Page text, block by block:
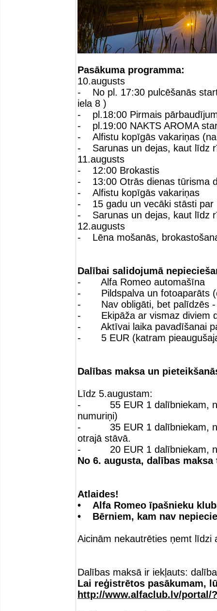
Pasākuma programma:
10.augusts
- No pl. 17:30 pulcēšanās
iela 8 )
- pl.18:00 Pirmais
- pl.19:00 NAKTS AROMA
- Alfistu kopīgās vakariņas
- Sarunas un dejas, kaut līdz
11.augusts
- 12:00 Brokastis
- 13:00 Otrās dienas tūrisma
- Alfistu kopīgās vakariņas
- 15 gadu un vecāki stāsti par
- Sarunas un dejas, kaut līdz
12.augusts
- Lēna mošanās,
Dalībai salidojumā
- Alfa Romeo automašīna
- Pildspalva un fotoaparāts
- Nav obligāti, bet palīdzēs -
- Ekipāža ar vismaz diviem
- Aktīvai laika pavadīšanai
- 5 EUR (katram
Dalības maksa un
Līdz 5.augustam:
- 55 EUR 1 dalībniekam,
numuriņi)
- 35 EUR 1 dalībniekam,
otrajā stāvā.
- 20 EUR 1 dalībniekam,
No 6. augusta, dalības
Atlaides!
• Alfa Romeo īpašnieku
• Bērniem, kam nav
Aicinām nekautrēties ņemt līdzi
Dalības maksā ir iekļauts:
Lai reģistrētos pasākumam,
http://www.alfaclub.lv/portal/